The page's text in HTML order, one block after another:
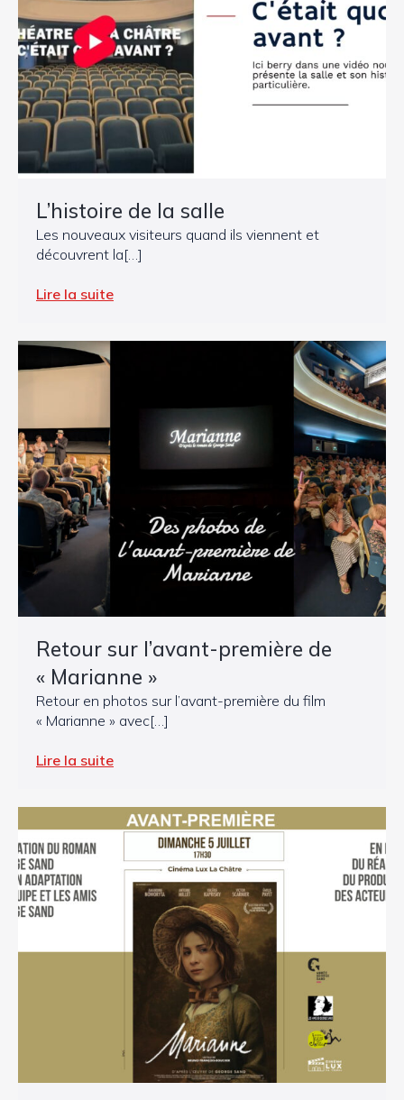
L’histoire de la salle
Les nouveaux visiteurs quand ils viennent et
découvrent la[…]
Lire la suite
Retour sur l’avant-première de
« Marianne »
Retour en photos sur l’avant-première du film
« Marianne » avec[…]
Lire la suite